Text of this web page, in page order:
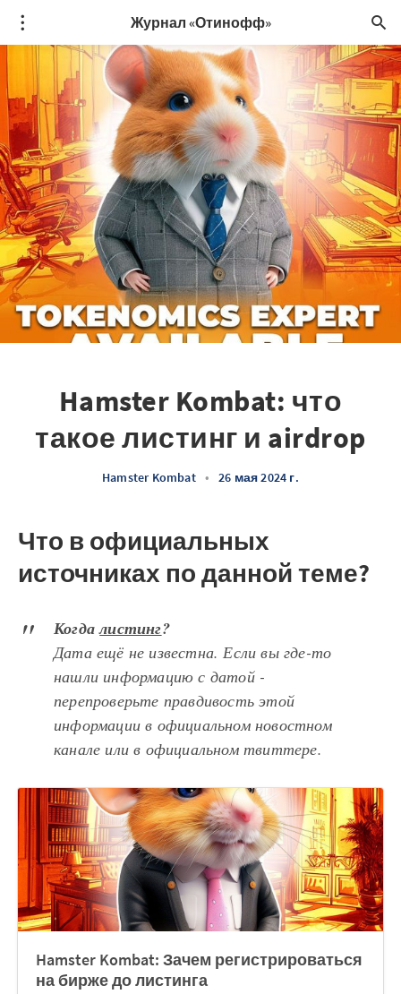
Журнал «Отинофф»
Hamster Kombat: что
такое листинг и airdrop
Hamster Kombat • 26 мая 2024 г.
Что в официальных
источниках по данной теме?
Когдалистинг?
Дата ещё не известна. Если вы где-то
нашли информацию с датой -
перепроверьте правдивость этой
информации в официальном новостном
канале или в официальном твиттере.
Hamster Kombat: Зачем регистрироваться
на бирже до листинга